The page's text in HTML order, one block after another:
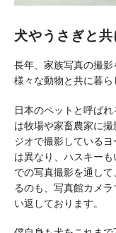
犬やうさぎと
長年、家族写真の撮影
様々な動物と共に暮ら
日本のペットと呼ば
は牧場や家畜農家に
ジオで撮影している
は異なり、ハスキー
での写真撮影を通し
るのも、写真館カメ
い返しております。